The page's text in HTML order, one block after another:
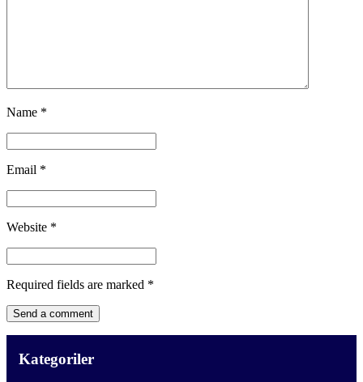
Name *
Email *
Website *
Required fields are marked *
Kategoriler